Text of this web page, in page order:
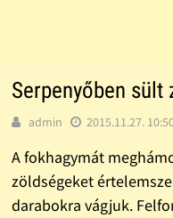
Serpenyőben sült
admin 2015.11.27.
A fokhagymát
zöldségeket
darabokra vágjuk.